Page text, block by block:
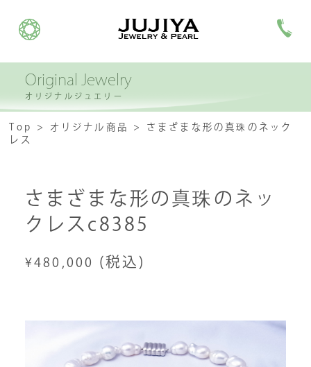
Original Jewelry
オリジナルジュエリー
Top オリジナル商品
さまざまな形の真珠のネック
レス
さまざまな形の真珠のネッ
クレスc8385
¥480,000 (税込)